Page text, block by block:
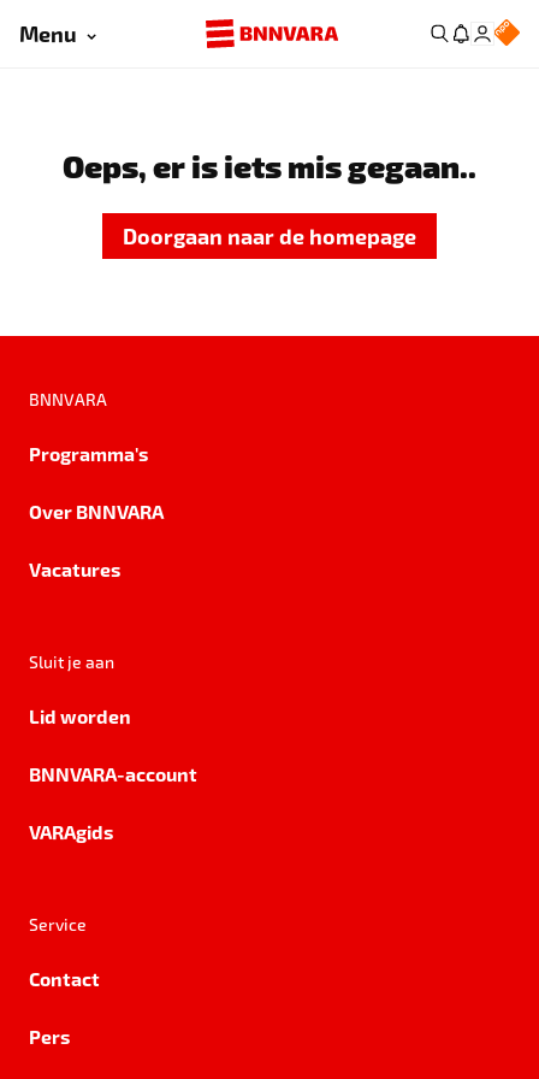
Menu
Oeps, er is iets mis gegaan..
Doorgaan naar de homepage
BNNVARA
Programma's
Over BNNVARA
Vacatures
Sluit je aan
Lid worden
BNNVARA-account
VARAgids
Service
Contact
Pers